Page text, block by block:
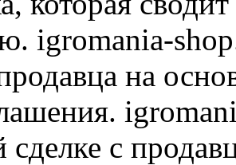
igromania-
на
с